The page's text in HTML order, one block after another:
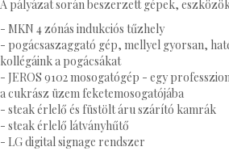
A pályázat során beszerzett gépek,
- MKN 4 zónás indukciós tűzhely
- pogácsaszaggató gép, mellyel gyorsan,
kollégáink a pogácsákat
- JEROS 9102 mosogatógép - egy
a cukrász üzem feketemosogatójába
- steak érlelő és füstölt áru szárító kamrák
- steak érlelő látványhűtő
- LG digital signage rendszer